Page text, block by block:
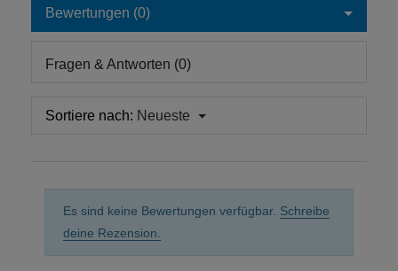
Bewertungen (0)
Fragen & Antworten (0)
Sortiere nach: Neueste
Es sind keine Bewertungen verfügbar. Schreibe
deine Rezension.